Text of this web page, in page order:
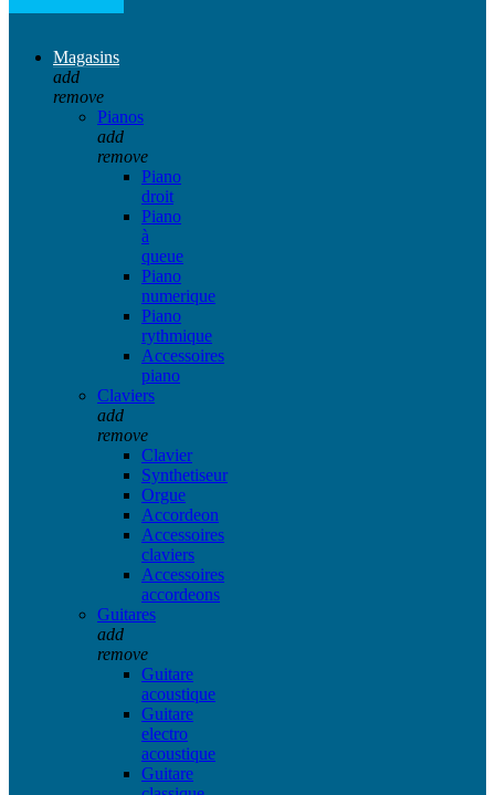
Magasins
add
remove
Pianos
add
remove
Piano
droit
Piano
à
queue
Piano
numerique
Piano
rythmique
Accessoires
piano
Claviers
add
remove
Clavier
Synthetiseur
Orgue
Accordeon
Accessoires
claviers
Accessoires
accordeons
Guitares
add
remove
Guitare
acoustique
Guitare
electro
acoustique
Guitare